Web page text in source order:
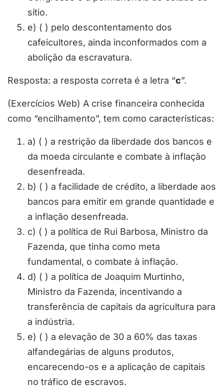
sítio.
e) ( ) pelo descontentamento dos
cafeicultores, ainda inconformados com a
abolição da escravatura.
Resposta: a resposta correta é a letra “c”.
(Exercícios Web) A crise financeira conhecida
como “encilhamento”, tem como características:
a) ( ) a restrição da liberdade dos bancos e
da moeda circulante e combate à inflação
desenfreada.
b) ( ) a facilidade de crédito, a liberdade aos
bancos para emitir em grande quantidade e
a inflação desenfreada.
c) ( ) a política de Rui Barbosa, Ministro da
Fazenda, que tinha como meta
fundamental, o combate à inflação.
d) ( ) a política de Joaquim Murtinho,
Ministro da Fazenda, incentivando a
transferência de capitais da agricultura para
a indústria.
e) ( ) a elevação de 30 a 60% das taxas
alfandegárias de alguns produtos,
encarecendo-os e a aplicação de capitais
no tráfico de escravos.